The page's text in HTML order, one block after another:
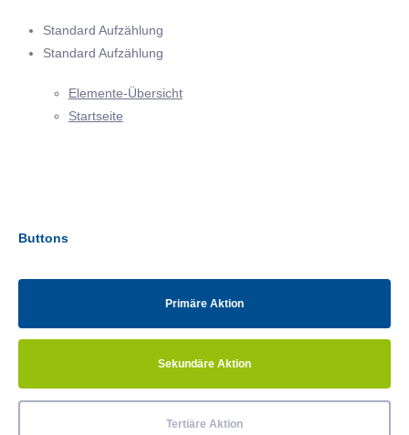
Standard Aufzählung
Standard Aufzählung
Elemente-Übersicht
Startseite
Buttons
Primäre Aktion
Sekundäre Aktion
Tertiäre Aktion